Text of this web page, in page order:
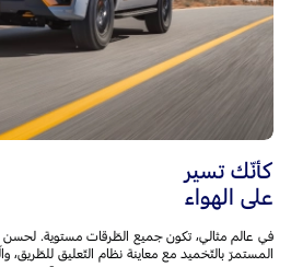
كأنّك تسير
على الهواء
في عالم مثالي، تكون جميع الطّرقات مستوية. لحسن
المستمرّ بالتّخميد مع معاينة نظام التّعليق للطّريق،